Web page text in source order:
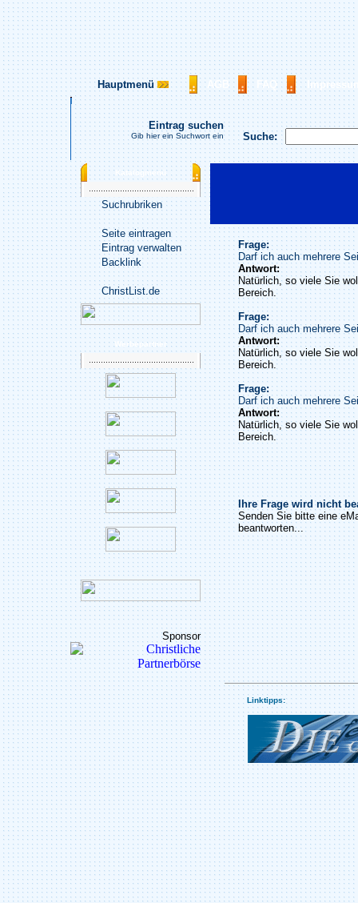
Hauptmenü AGB FAQ
Suche:
Eintrag suchen
Gib hier ein Suchwort ein
Katalogmenü
Suchrubriken
Seite eintragen
Eintrag verwalten
Backlink
ChristList.de
Werbepartner
Sponsor
Frage:
Darf ich auch mehrere
Antwort:
Natürlich, so viele Sie
Bereich.
Frage:
Darf ich auch mehrere
Antwort:
Natürlich, so viele Sie
Bereich.
Frage:
Darf ich auch mehrere
Antwort:
Natürlich, so viele Sie
Bereich.
Ihre Frage wird nicht
Senden Sie bitte eine
beantworten...
Linktipps: